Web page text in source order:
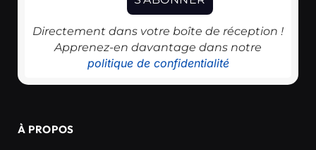
Directement dans votre boîte de réception !
Apprenez-en davantage dans notre
politique de confidentialité
À PROPOS